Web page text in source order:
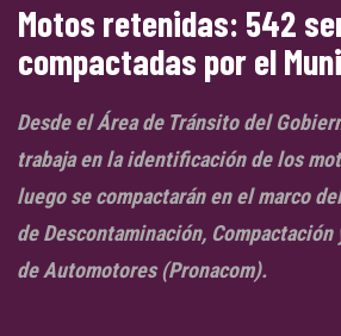
Motos retenidas: 542
compactadas por el
Desde el Área de Tránsito del
trabaja en la identificación de los
luego se compactarán en el marco
de Descontaminación,
de Automotores (Pronacom).